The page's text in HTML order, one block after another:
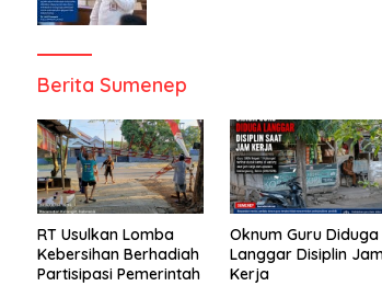
Berita Sumenep
RT Usulkan Lomba
Kebersihan Berhadiah
Partisipasi Pemerintah
Oknum Guru Diduga
Langgar Disiplin
Kerja